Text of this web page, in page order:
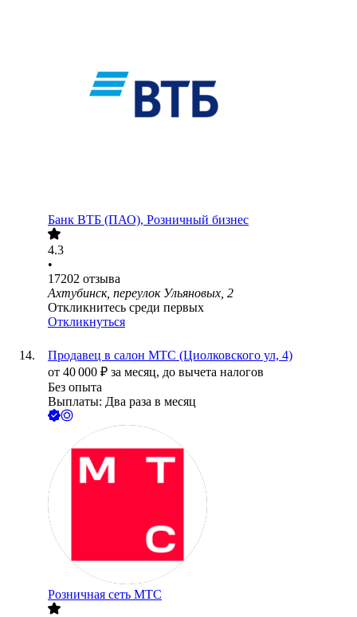
Банк ВТБ (ПАО), Розничный бизнес
4.3
•
17202 отзыва
Ахтубинск, переулок Ульяновых, 2
Откликнитесь среди первых
Откликнуться
Продавец в салон МТС (Циолковского ул, 4)
от 40 000 ₽ за месяц, до вычета налогов
Без опыта
Выплаты: Два раза в месяц
Розничная сеть МТС